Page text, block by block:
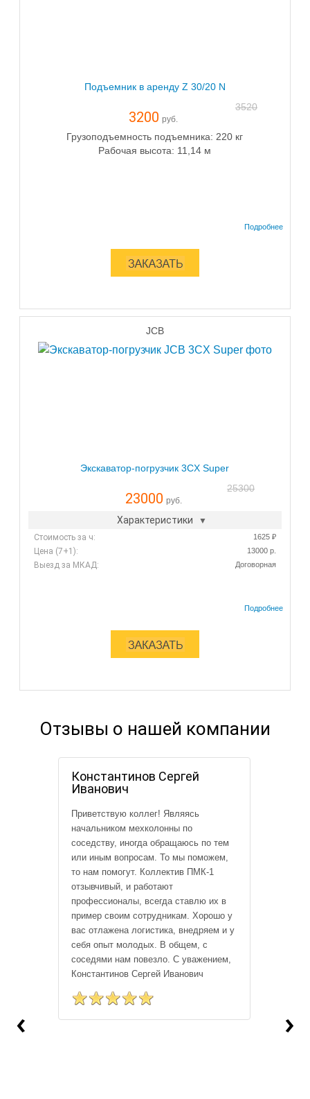
Подъемник в аренду Z 30/20 N
3520
3200 руб.
Грузоподъемность подъемника: 220 кг
Рабочая высота: 11,14 м
JCB
Экскаватор-погрузчик 3CX Super
25300
23000 руб.
Характеристики
Стоимость за ч: 1625 ₽
Цена (7+1): 13000 р.
Выезд за МКАД: Договорная
Отзывы о нашей компании
Константинов Сергей
Иванович
Приветствую коллег! Являясь
начальником мехколонны по
соседству, иногда обращаюсь по тем
или иным вопросам. То мы поможем,
то нам помогут. Коллектив ПМК-1
отзывчивый, и работают
профессионалы, всегда ставлю их в
пример своим сотрудникам. Хорошо у
вас отлажена логистика, внедряем и у
себя опыт молодых. В общем, с
соседями нам повезло. С уважением,
Константинов Сергей Иванович
‹ ›